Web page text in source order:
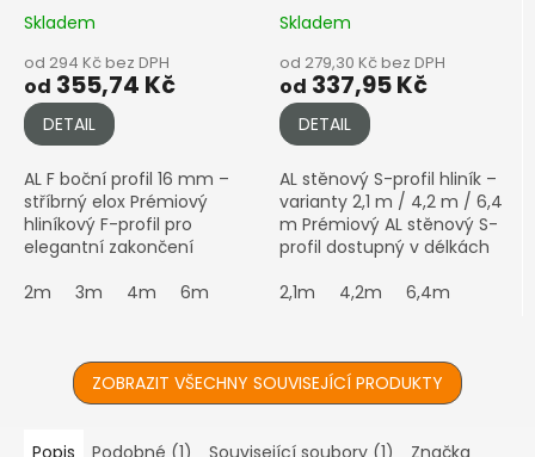
Skladem
od 294 Kč bez DPH
od 355,74 Kč
DETAIL
AL F boční profil 16 mm –
stříbrný elox Prémiový
hliníkový F-profil pro
elegantní zakončení
tloušťce 16 mm
2m 3m 4m 6m
Skladem
od 279,30 Kč bez DPH
od 337,95 Kč
DETAIL
AL stěnový S-profil hliník –
varianty 2,1 m / 4,2 m / 6,4
m Prémiový AL stěnový S-
profil dostupný v délkách
přání Vám profil
2,1m 4,2m 6,4m
ZOBRAZIT VŠECHNY SOUVISEJÍCÍ PRODUKTY
Popis Podobné (1) Související soubory (1) Značka